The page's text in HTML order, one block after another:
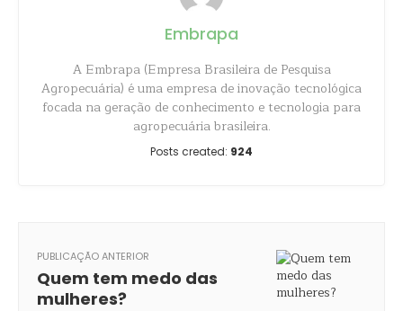
Embrapa
A Embrapa (Empresa Brasileira de Pesquisa
Agropecuária) é uma empresa de inovação tecnológica
focada na geração de conhecimento e tecnologia para
agropecuária brasileira.
Posts created: 924
PUBLICAÇÃO ANTERIOR
Quem tem medo das
mulheres?